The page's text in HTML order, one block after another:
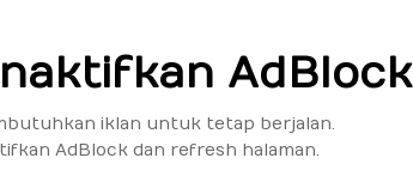
AdBlock
iklan untuk tetap berjalan.
AdBlock dan refresh halaman.